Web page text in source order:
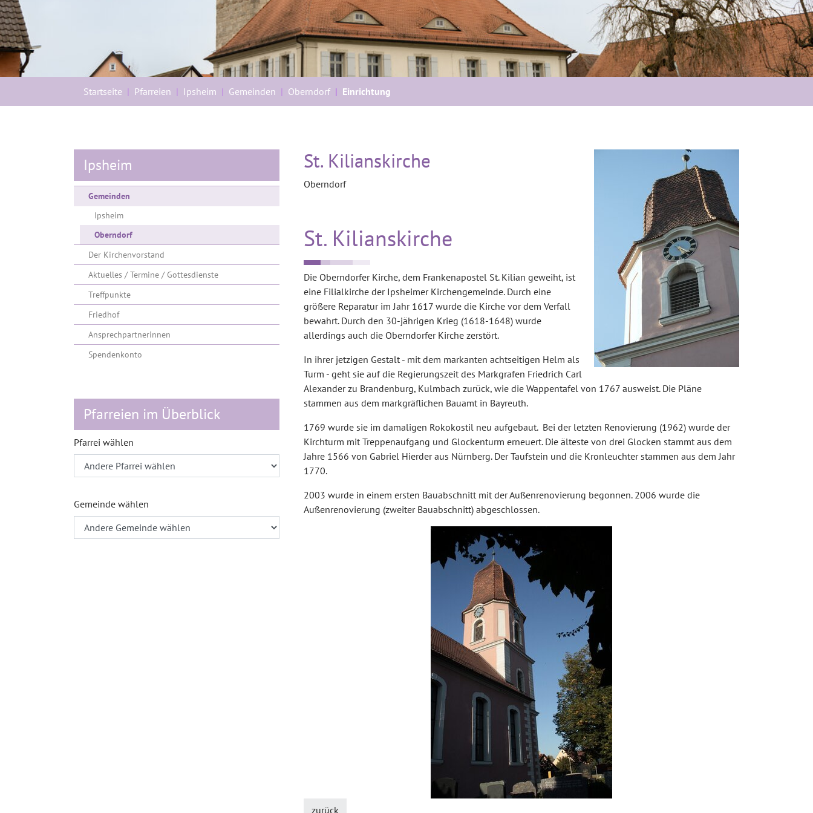
Startseite Pfarreien Ipsheim Gemeinden Oberndorf Einrichtung
Ipsheim
Gemeinden
Ipsheim
Oberndorf
Der Kirchenvorstand
Aktuelles / Termine / Gottesdienste
Treffpunkte
Friedhof
Ansprechpartnerinnen
Spendenkonto
Pfarreien im Überblick
Pfarrei wählen
Gemeinde wählen
St. Kilianskirche
Oberndorf
St. Kilianskirche
Die Oberndorfer Kirche, dem Frankenapostel St. Kilian geweiht, ist
eine Filialkirche der Ipsheimer Kirchengemeinde. Durch eine
größere Reparatur im Jahr 1617 wurde die Kirche vor dem Verfall
bewahrt. Durch den 30-jährigen Krieg (1618-1648) wurde
allerdings auch die Oberndorfer Kirche zerstört.
In ihrer jetzigen Gestalt - mit dem markanten achtseitigen Helm als
Turm - geht sie auf die Regierungszeit des Markgrafen Friedrich Carl
Alexander zu Brandenburg, Kulmbach zurück, wie die Wappentafel von 1767 ausweist. Die Pläne
stammen aus dem markgräflichen Bauamt in Bayreuth.
1769 wurde sie im damaligen Rokokostil neu aufgebaut. Bei der letzten Renovierung (1962) wurde der
Kirchturm mit Treppenaufgang und Glockenturm erneuert. Die älteste von drei Glocken stammt aus dem
Jahre 1566 von Gabriel Hierder aus Nürnberg. Der Taufstein und die Kronleuchter stammen aus dem Jahr
1770.
2003 wurde in einem ersten Bauabschnitt mit der Außenrenovierung begonnen. 2006 wurde die
Außenrenovierung (zweiter Bauabschnitt) abgeschlossen.
zurück